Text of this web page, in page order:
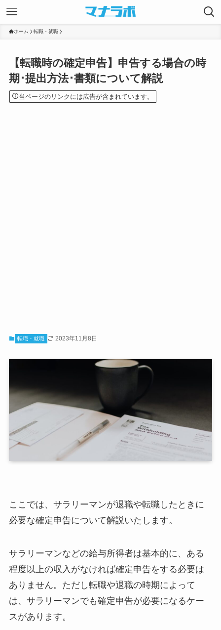
ホーム 転職・就職
【転職時の確定申告】申告する場合の時
期･提出方法･書類について解説
当ページのリンクには広告が含まれています。
転職・就職 2023年11月8日
ここでは、サラリーマンが退職や転職したときに
必要な確定申告について解説いたします。
サラリーマンなどの給与所得者は基本的に、ある
程度以上の収入がなければ確定申告をする必要は
ありません。ただし転職や退職の時期によって
は、サラリーマンでも確定申告が必要になるケー
スがあります。